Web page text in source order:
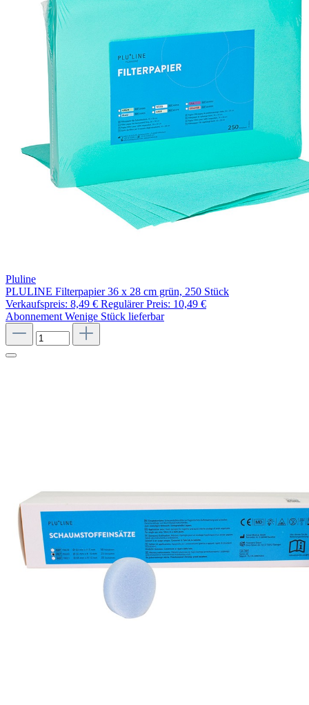
Pluline
PLULINE Filterpapier 36 x 28 cm grün, 250 Stück
Verkaufspreis: 8,49 € Regulärer Preis: 10,49 €
AbonnementWenige Stück lieferbar